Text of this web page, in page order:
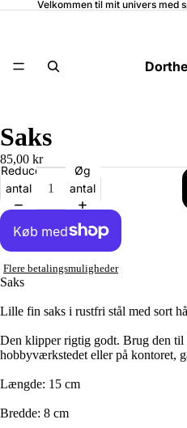
Velkommen til mit univers med
Saks
85,00 kr
Reducer
antal
Øg
antal
Flere betalingsmuligheder
Saks
Lille fin saks i rustfri stål med sort
Den klipper rigtig godt. Brug den
hobbyværkstedet eller på kontoret,
Længde: 15 cm
Bredde: 8 cm